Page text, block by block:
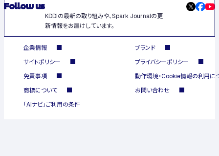
Follow us
KDDIの最新の取り組みや、Spark Journalの更
新情報をお届けしています。
企業情報
ブランド
サイトポリシー
プライバシーポリシー
免責事項
動作環境・Cookie情報の利用に
商標について
お問い合わせ
「AIナビ」ご利用の条件